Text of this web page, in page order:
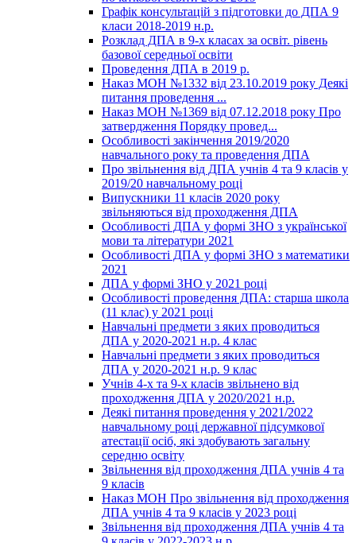
Графік консультацій з підготовки до ДПА 9
класи 2018-2019 н.р.
Розклад ДПА в 9-х класах за освіт. рівень
базової середньої освіти
Проведення ДПА в 2019 р.
Наказ МОН №1332 від 23.10.2019 року Деякі
питання проведення ...
Наказ МОН №1369 від 07.12.2018 року Про
затвердження Порядку провед...
Особливості закінчення 2019/2020
навчального року та проведення ДПА
Про звільнення від ДПА учнів 4 та 9 класів у
2019/20 навчальному році
Випускники 11 класів 2020 року
звільняються від проходження ДПА
Особливості ДПА у формі ЗНО з української
мови та літератури 2021
Особливості ДПА у формі ЗНО з математики
2021
ДПА у формі ЗНО у 2021 році
Особливості проведення ДПА: старша школа
(11 клас) у 2021 році
Навчальні предмети з яких проводиться
ДПА у 2020-2021 н.р. 4 клас
Навчальні предмети з яких проводиться
ДПА у 2020-2021 н.р. 9 клас
Учнів 4-х та 9-х класів звільнено від
проходження ДПА у 2020/2021 н.р.
Деякі питання проведення у 2021/2022
навчальному році державної підсумкової
атестації осіб, які здобувають загальну
середню освіту
Звільнення від проходження ДПА учнів 4 та
9 класів
Наказ МОН Про звільнення від проходження
ДПА учнів 4 та 9 класів у 2023 році
Звільнення від проходження ДПА учнів 4 та